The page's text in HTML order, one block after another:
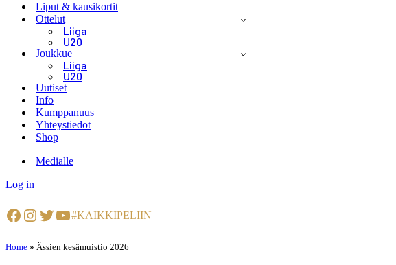
Liput & kausikortit
Ottelut
Liiga
U20
Joukkue
Liiga
U20
Uutiset
Info
Kumppanuus
Yhteystiedot
Shop
Medialle
Log in
Facebook
Instagram
Twitter
YouTube
#KAIKKIPELIIN
Home » Ässien kesämuistio 2026